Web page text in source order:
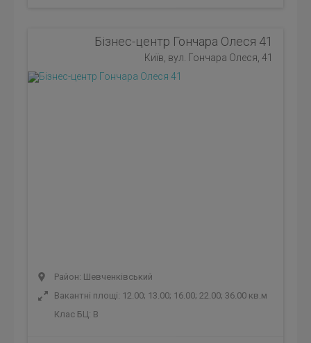
Бізнес-центр Гончара Олеся 41
Київ, вул. Гончара Олеся, 41
Район: Шевченківський
Вакантні площі: 12.00; 13.00; 16.00; 22.00; 36.00 кв.м
Клас БЦ: B